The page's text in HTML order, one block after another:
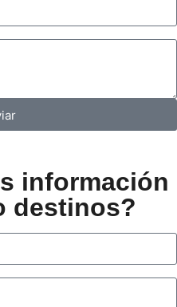
información
destinos?